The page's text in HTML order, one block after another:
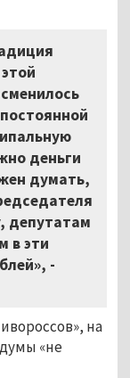
деньги
думать,
депутатам
в эти
-
на
«не